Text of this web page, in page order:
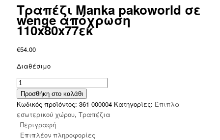
Τραπέζι Manka pakoworld σε
wenge απόχρωση
110x80x77εκ
€54.00
Διαθέσιμο
Τραπέζι
Manka
pakoworld
σε
wenge
απόχρωση
Προσθήκη στο καλάθι
Κωδικός προϊόντος: 361-000004 Κατηγορίες: Έπιπλα
εσωτερικού χώρου, Τραπέζια
Περιγραφή
Επιπλέον πληροφορίες